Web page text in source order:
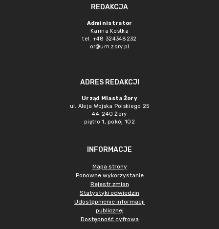
REDAKCJA
Administrator
Karina Kostka
tel. +48 324348232
or@um.zory.pl
ADRES REDAKCJI
Urząd Miasta Żory
ul. Aleja Wojska Polskiego 25
44-240 Żory
piętro 1, pokój 102
INFORMACJE
Mapa strony
Ponowne wykorzystanie
Rejestr zmian
Statystyki odwiedzin
Udostępnienie informacji
publicznej
Dostępność cyfrowa